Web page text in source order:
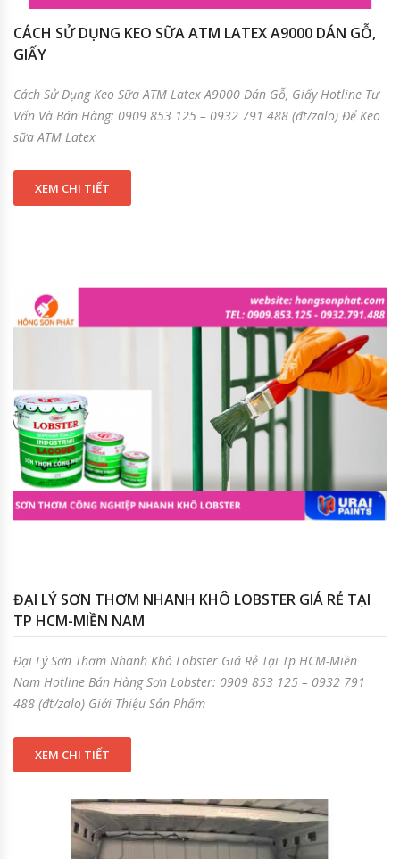
CÁCH SỬ DỤNG KEO SỮA ATM LATEX A9000 DÁN GỖ,
GIẤY
Cách Sử Dụng Keo Sữa ATM Latex A9000 Dán Gỗ, Giấy Hotline Tư
Vấn Và Bán Hàng: 0909 853 125 – 0932 791 488 (đt/zalo) Để Keo
sữa ATM Latex
XEM CHI TIẾT
ĐẠI LÝ SƠN THƠM NHANH KHÔ LOBSTER GIÁ RẺ TẠI
TP HCM-MIỀN NAM
Đại Lý Sơn Thơm Nhanh Khô Lobster Giá Rẻ Tại Tp HCM-Miền
Nam Hotline Bán Hàng Sơn Lobster: 0909 853 125 – 0932 791
488 (đt/zalo) Giới Thiệu Sản Phẩm
XEM CHI TIẾT